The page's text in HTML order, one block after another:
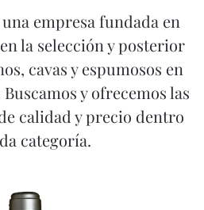
empresa fundada en
la selección y posterior
cavas y espumosos en
y ofrecemos las
calidad y precio dentro
categoría.